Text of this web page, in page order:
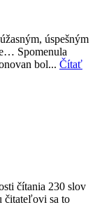
úspešným
Spomenula
bol... Čítať
čítania 230 slov
čitateľovi sa to